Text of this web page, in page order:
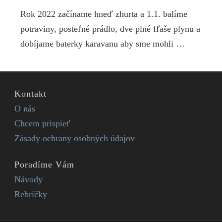
Rok 2022 začíname hneď zhurta a 1.1. balíme
potraviny, posteľné prádlo, dve plné fľaše plynu a
dobíjame baterky karavanu aby sme mohli …
Kontakt
O nás
Chcem prispieť
Zásady ochrany osobných údajov
Poradíme Vám
Návody
Rebríčky